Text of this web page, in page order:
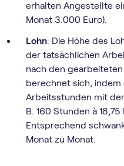
erhalten Angestellte
Monat 3.000 Euro).
Lohn: Die Höhe des
der tatsächlichen
nach den
berechnet sich, indem
Arbeitsstunden mit
B. 160 Stunden à
Entsprechend
Monat zu Monat.